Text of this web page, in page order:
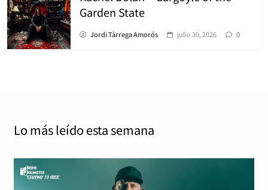
Garden State
Jordi Tàrrega Amorós julio 30, 2026 0
Lo más leído esta semana